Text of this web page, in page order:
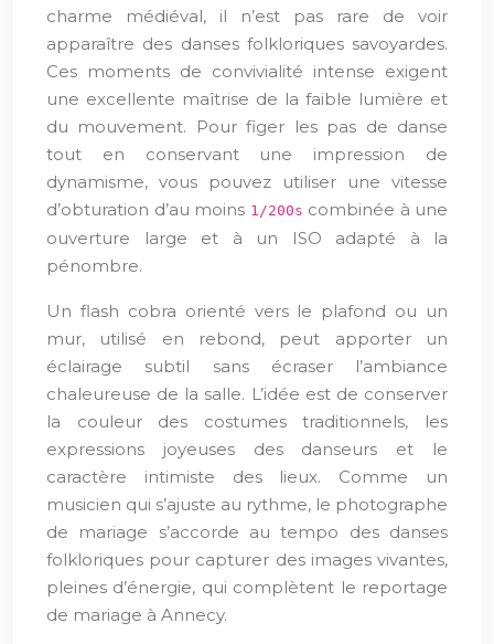
charme médiéval, il n’est pas rare de voir
apparaître des danses folkloriques savoyardes.
Ces moments de convivialité intense exigent
une excellente maîtrise de la faible lumière et
du mouvement. Pour figer les pas de danse
tout en conservant une impression de
dynamisme, vous pouvez utiliser une vitesse
d’obturation d’au moins 1/200s combinée à une
ouverture large et à un ISO adapté à la
pénombre.
Un flash cobra orienté vers le plafond ou un
mur, utilisé en rebond, peut apporter un
éclairage subtil sans écraser l’ambiance
chaleureuse de la salle. L’idée est de conserver
la couleur des costumes traditionnels, les
expressions joyeuses des danseurs et le
caractère intimiste des lieux. Comme un
musicien qui s’ajuste au rythme, le photographe
de mariage s’accorde au tempo des danses
folkloriques pour capturer des images vivantes,
pleines d’énergie, qui complètent le reportage
de mariage à Annecy.